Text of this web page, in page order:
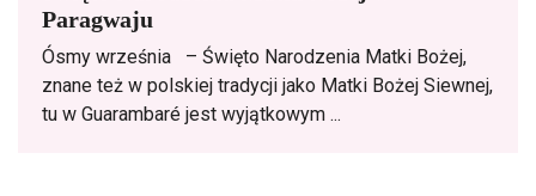
Paragwaju
Ósmy września – Święto Narodzenia Matki Bożej,
znane też w polskiej tradycji jako Matki Bożej Siewnej,
tu w Guarambaré jest wyjątkowym ...